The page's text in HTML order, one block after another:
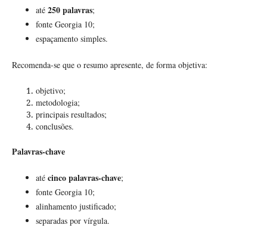
até 250 palavras;
fonte Georgia 10;
espaçamento simples.
Recomenda-se que o resumo apresente, de forma objetiva:
objetivo;
metodologia;
principais resultados;
conclusões.
Palavras-chave
até cinco palavras-chave;
fonte Georgia 10;
alinhamento justificado;
separadas por vírgula.